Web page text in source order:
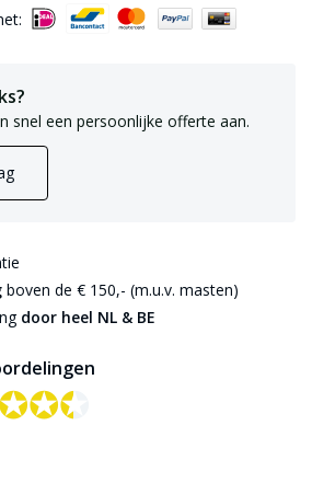
snel een persoonlijke offerte aan.
boven de € 150,- (m.u.v. masten)
door heel NL & BE